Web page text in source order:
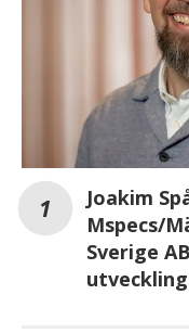
Joakim
Mspecs/
Sverige